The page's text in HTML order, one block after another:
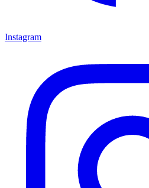
Instagram